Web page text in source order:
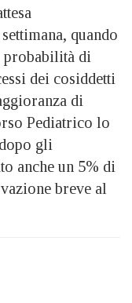
quando
probabilità di
dei cosiddetti
di
Pediatrico lo
gli
anche un 5% di
breve al